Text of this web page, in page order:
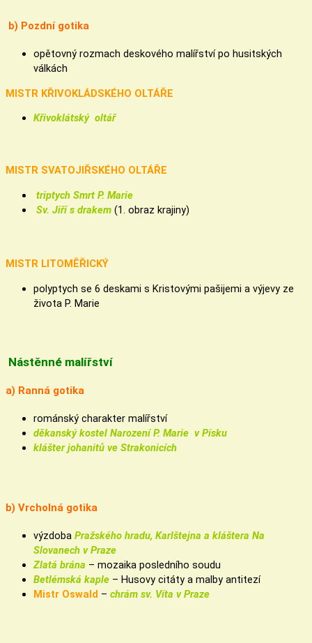
b) Pozdní gotika
opětovný rozmach deskového malířství po husitských
válkách
MISTR KŘIVOKLÁDSKÉHO OLTÁŘE
Křivoklátský oltář
MISTR SVATOJIŘSKÉHO OLTÁŘE
triptych Smrt P. Marie
Sv. Jiří s drakem (1. obraz krajiny)
MISTR LITOMĚŘICKÝ
polyptych se 6 deskami s Kristovými pašijemi a výjevy ze
života P. Marie
Nástěnné malířství
a) Ranná gotika
románský charakter malířství
děkanský kostel Narození P. Marie v Písku
klášter johanitů ve Strakonicích
b) Vrcholná gotika
výzdoba Pražského hradu, Karlštejna a kláštera Na
Slovanech v Praze
Zlatá brána – mozaika posledního soudu
Betlémská kaple – Husovy citáty a malby antitezí
Mistr Oswald – chrám sv. Víta v Praze